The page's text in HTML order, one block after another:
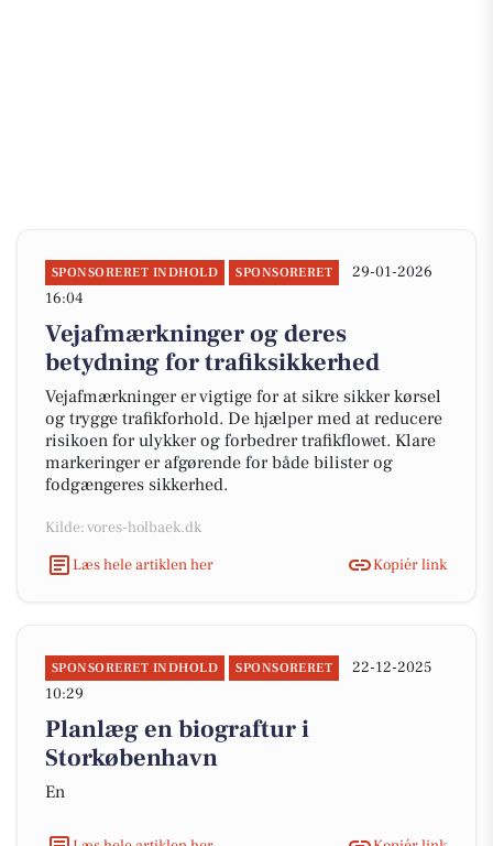
SPONSORERET INDHOLD SPONSORERET
29-01-2026
16:04
Vejafmærkninger og deres
betydning for trafiksikkerhed
Vejafmærkninger er vigtige for at sikre sikker kørsel
og trygge trafikforhold. De hjælper med at reducere
risikoen for ulykker og forbedrer trafikflowet. Klare
markeringer er afgørende for både bilister og
fodgængeres sikkerhed.
Kilde: vores-holbaek.dk
Læs hele artiklen her
Kopiér link
SPONSORERET INDHOLD SPONSORERET
22-12-2025
10:29
Planlæg en biograftur i
Storkøbenhavn
En